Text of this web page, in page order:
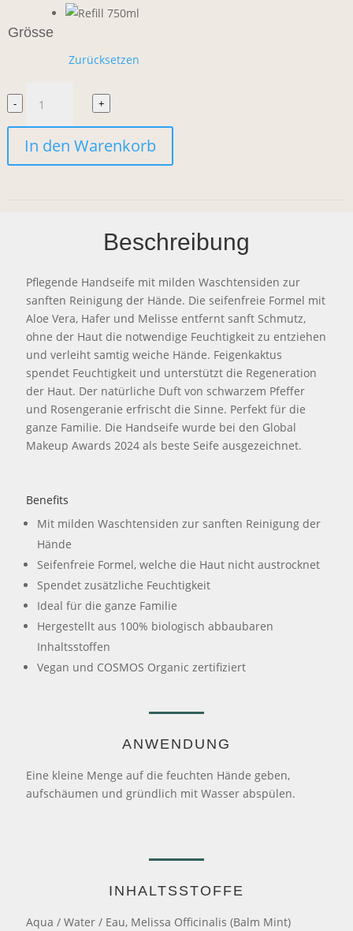
Grösse
Zurücksetzen
Team
Dr.
Joseph
- +
In den Warenkorb
Beschreibung
Pflegende Handseife mit milden Waschtensiden zur
sanften Reinigung der Hände. Die seifenfreie Formel mit
Aloe Vera, Hafer und Melisse entfernt sanft Schmutz,
ohne der Haut die notwendige Feuchtigkeit zu entziehen
und verleiht samtig weiche Hände. Feigenkaktus
spendet Feuchtigkeit und unterstützt die Regeneration
der Haut. Der natürliche Duft von schwarzem Pfeffer
und Rosengeranie erfrischt die Sinne. Perfekt für die
ganze Familie. Die Handseife wurde bei den Global
Makeup Awards 2024 als beste Seife ausgezeichnet.
Benefits
Mit milden Waschtensiden zur sanften Reinigung der
Hände
Seifenfreie Formel, welche die Haut nicht austrocknet
Spendet zusätzliche Feuchtigkeit
Ideal für die ganze Familie
Hergestellt aus 100% biologisch abbaubaren
Inhaltsstoffen
Vegan und COSMOS Organic zertifiziert
ANWENDUNG
Eine kleine Menge auf die feuchten Hände geben,
aufschäumen und gründlich mit Wasser abspülen.
INHALTSSTOFFE
Aqua / Water / Eau, Melissa Officinalis (Balm Mint)